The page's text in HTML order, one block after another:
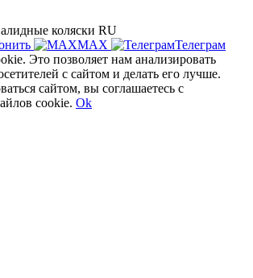
коляски RU
МАХ
Телеграм
Это позволяет нам анализировать
с сайтом и делать его лучше.
сайтом, вы соглашаетесь с
cookie. Ok